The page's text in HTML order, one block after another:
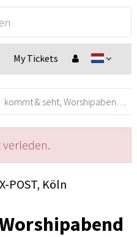
My Tickets
kommt & seht, Worshipabend, Köln
verleden.
X-POST, Köln